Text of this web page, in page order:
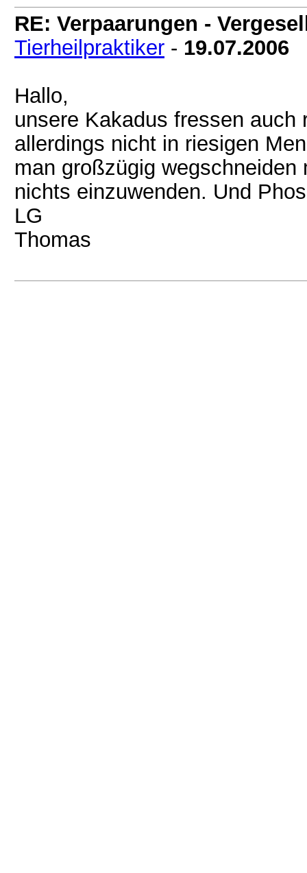
RE: Verpaarungen -
Tierheilpraktiker - 19.07.2006
Hallo,
unsere Kakadus fressen
allerdings nicht in riesigen
man großzügig
nichts einzuwenden. Und
LG
Thomas